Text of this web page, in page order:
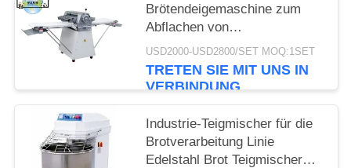
Brötendeigemaschine zum
Abflachen von
Brötendeigemaschine zum
Abflachen von
Brötendeigemaschine zum
Brötendeigemaschine zum
Abflachen von
Brötendeigemaschine zum
USD2000-USD2800/SET MOQ:1SET
TRETEN SIE MIT UNS IN
VERBINDUNG
Industrie-Teigmischer für die
Brotverarbeitung Linie
Edelstahl Brot Teigmischer